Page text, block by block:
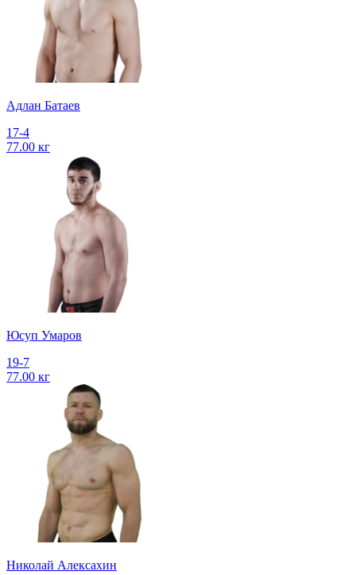
Адлан Батаев
17-4
77.00 кг
Юсуп Умаров
19-7
77.00 кг
Николай Алексахин